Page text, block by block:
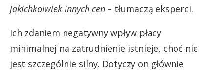
jakichkolwiek innych cen – tłumaczą eksperci.
Ich zdaniem negatywny wpływ płacy
minimalnej na zatrudnienie istnieje, choć nie
jest szczególnie silny. Dotyczy on głównie